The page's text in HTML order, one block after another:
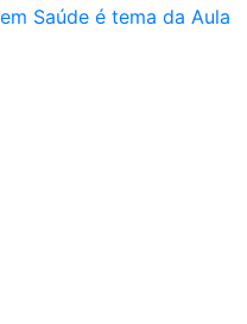
Saúde é tema da Aula